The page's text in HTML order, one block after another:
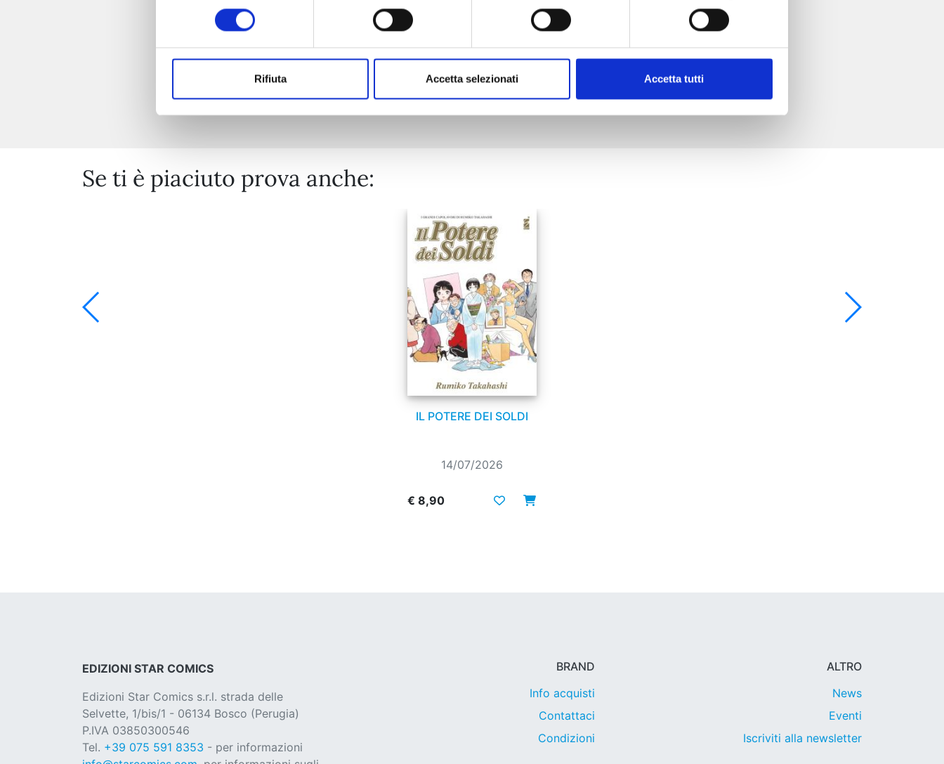
Rifiuta Accetta selezionati Accetta tutti
€ 7,90
Se ti è piaciuto prova anche:
IL POTERE DEI SOLDI
14/07/2026
€ 8,90
EDIZIONI STAR COMICS
Edizioni Star Comics s.r.l. strada delle
Selvette, 1/bis/1 - 06134 Bosco (Perugia)
P.IVA 03850300546
Tel. +39 075 591 8353 - per informazioni
BRAND
Info acquisti
Contattaci
Condizioni
ALTRO
News
Eventi
Iscriviti alla newsletter